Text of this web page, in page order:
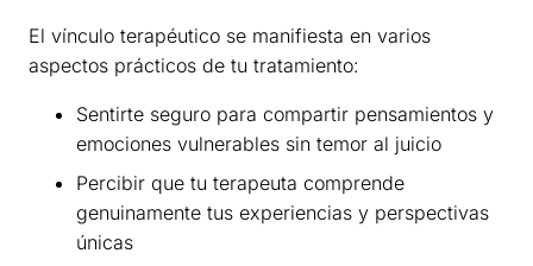
El vínculo terapéutico se manifiesta en varios
aspectos prácticos de tu tratamiento:
Sentirte seguro para compartir pensamientos y
emociones vulnerables sin temor al juicio
Percibir que tu terapeuta comprende
genuinamente tus experiencias y perspectivas
únicas